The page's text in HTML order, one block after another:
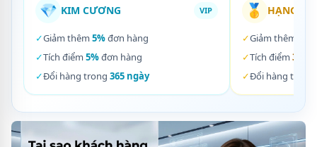
💎 KIM CƯƠNG VIP
✓Giảm thêm 5%đơn hàng
✓Tích điểm 5%đơn hàng
✓Đổi hàng trong 365 ngày
🥇 HẠNG
✓Giảm thêm
✓Tích điểm 3%
✓Đổi hàng trong